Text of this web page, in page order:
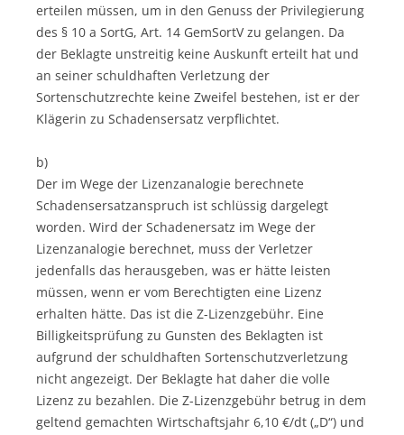
erteilen müssen, um in den Genuss der Privilegierung
des § 10 a SortG, Art. 14 GemSortV zu gelangen. Da
der Beklagte unstreitig keine Auskunft erteilt hat und
an seiner schuldhaften Verletzung der
Sortenschutzrechte keine Zweifel bestehen, ist er der
Klägerin zu Schadensersatz verpflichtet.
b)
Der im Wege der Lizenzanalogie berechnete
Schadensersatzanspruch ist schlüssig dargelegt
worden. Wird der Schadenersatz im Wege der
Lizenzanalogie berechnet, muss der Verletzer
jedenfalls das herausgeben, was er hätte leisten
müssen, wenn er vom Berechtigten eine Lizenz
erhalten hätte. Das ist die Z-Lizenzgebühr. Eine
Billigkeitsprüfung zu Gunsten des Beklagten ist
aufgrund der schuldhaften Sortenschutzverletzung
nicht angezeigt. Der Beklagte hat daher die volle
Lizenz zu bezahlen. Die Z-Lizenzgebühr betrug in dem
geltend gemachten Wirtschaftsjahr 6,10 €/dt („D“) und